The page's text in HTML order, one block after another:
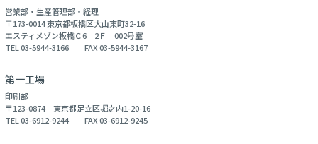
営業部・生産管理部・経理
〒173-0014 東京都板橋区大山東町32-16
エスティメゾン板橋Ｃ6 2Ｆ 002号室
TEL 03-5944-3166 FAX 03-5944-3167
第一工場
印刷部
〒123-0874 東京都足立区堀之内1-20-16
TEL 03-6912-9244 FAX 03-6912-9245